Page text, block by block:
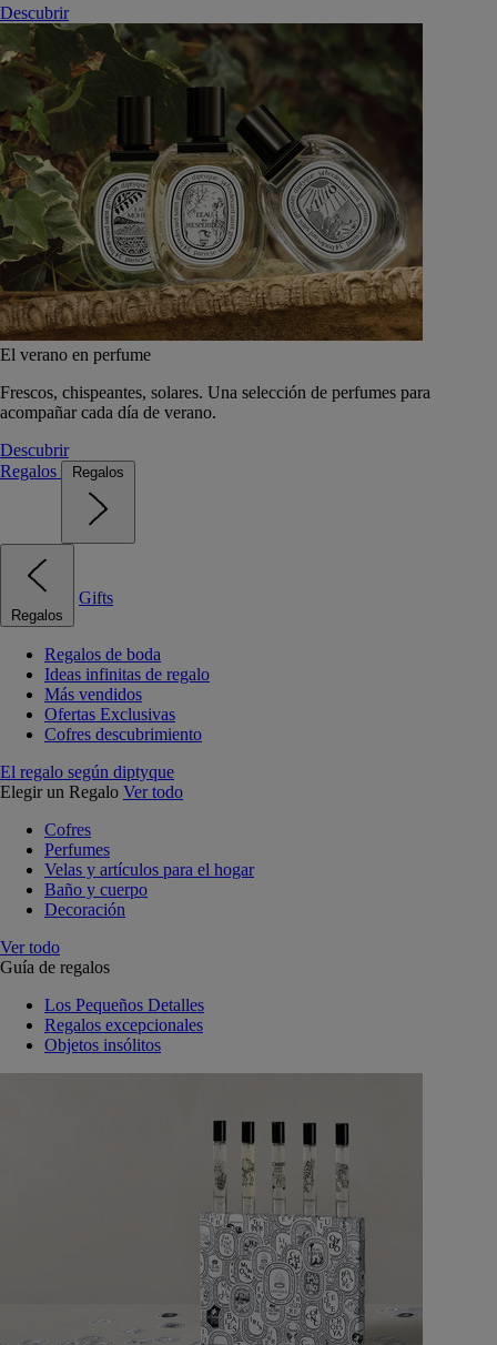
Descubrir
El verano en perfume
Frescos, chispeantes, solares. Una selección de perfumes para
acompañar cada día de verano.
Descubrir
Regalos
Regalos
Regalos
Gifts
Regalos de boda
Ideas infinitas de regalo
Más vendidos
Ofertas Exclusivas
Cofres descubrimiento
El regalo según diptyque
Elegir un Regalo Ver todo
Cofres
Perfumes
Velas y artículos para el hogar
Baño y cuerpo
Decoración
Ver todo
Guía de regalos
Los Pequeños Detalles
Regalos excepcionales
Objetos insólitos